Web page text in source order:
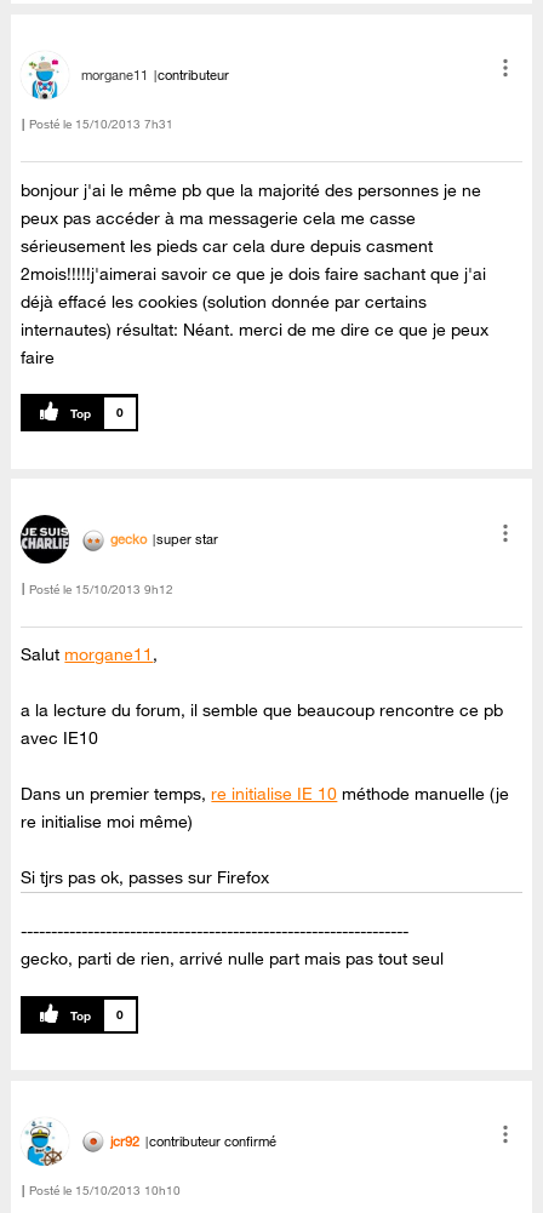
morgane11 contributeur
Posté le ‎15/10/2013 7h31
bonjour j'ai le même pb que la majorité des personnes je ne
peux pas accéder à ma messagerie cela me casse
sérieusement les pieds car cela dure depuis casment
2mois!!!!!j'aimerai savoir ce que je dois faire sachant que j'ai
déjà effacé les cookies (solution donnée par certains
internautes) résultat: Néant. merci de me dire ce que je peux
faire
0
gecko super star
Posté le ‎15/10/2013 9h12
Salutmorgane11 ,
a la lecture du forum, il semble que beaucoup rencontre ce pb
avec IE10
Dans un premier temps,re initialise IE 10 méthode manuelle (je
re initialise moi même)
Si tjrs pas ok, passes sur Firefox
----------------------------------------------------------------
gecko, parti de rien, arrivé nulle part mais pas tout seul
0
jcr92 contributeur confirmé
Posté le ‎15/10/2013 10h10